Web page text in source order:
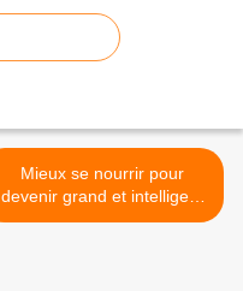
Mieux se nourrir pour
devenir grand et intelligent
>